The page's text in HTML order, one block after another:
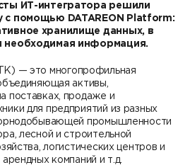
ИТ-интегратора решили
с помощью DATAREON Platform:
хранилище данных, в
необходимая информация.
— это многопрофильная
активы,
поставках, продаже и
для предприятий из разных
промышленности
лесной и строительной
логистических центров и
компаний и т.д.